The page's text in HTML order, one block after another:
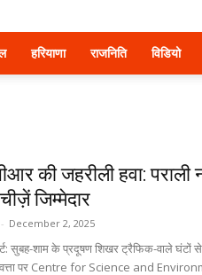
हरियाणा राजनिति विडियो
की जहरीली हवा: पराली
जिम्मेदार
- December 2, 2025
सुबह-शाम के प्रदूषण शिखर ट्रैफिक-वाले घंटों
पर Centre for Science and